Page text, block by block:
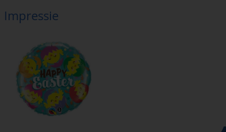
Impressie